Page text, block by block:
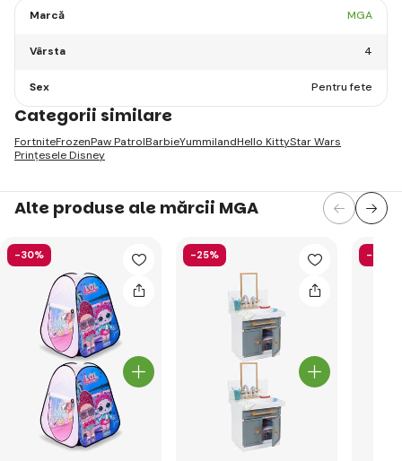
Marcă MGA
Vârsta 4
Sex Pentru fete
Categorii similare
FortniteFrozenPaw PatrolBarbieYummilandHello KittyStar Wars
Prințesele Disney
Alte produse ale mărcii MGA
-30% -25% -36%